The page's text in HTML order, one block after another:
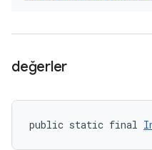
değerler
public static final